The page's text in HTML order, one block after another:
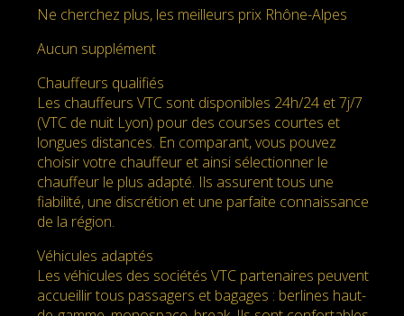
Ne cherchez plus, les meilleurs prix Rhône-Alpes
Aucun supplément
Chauffeurs qualifiés
Les chauffeurs VTC sont disponibles 24h/24 et 7j/7
(VTC de nuit Lyon) pour des courses courtes et
longues distances. En comparant, vous pouvez
choisir votre chauffeur et ainsi sélectionner le
chauffeur le plus adapté. Ils assurent tous une
fiabilité, une discrétion et une parfaite connaissance
de la région.
Véhicules adaptés
Les véhicules des sociétés VTC partenaires peuvent
accueillir tous passagers et bagages : berlines haut-